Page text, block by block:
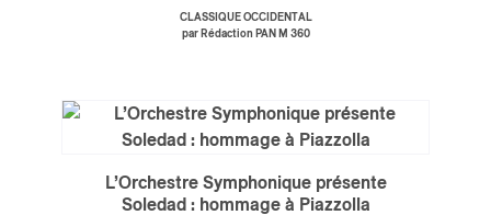
CLASSIQUE OCCIDENTAL
par Rédaction PAN M 360
L’Orchestre Symphonique présente
Soledad : hommage à Piazzolla